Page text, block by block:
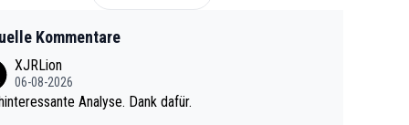
Kommentare
XJRLion
06-08-2026
Analyse. Dank dafür.